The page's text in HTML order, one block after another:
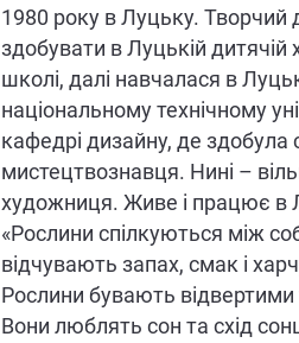
1980 року в Луцьку. Творчий
здобувати в Луцькій дитячій
школі, далі навчалася в
національному технічному
кафедрі дизайну, де здобула
мистецтвознавця. Нині –
художниця. Живе і працює в
«Рослини спілкуються між
відчувають запах, смак і
Рослини бувають
Вони люблять сон та схід